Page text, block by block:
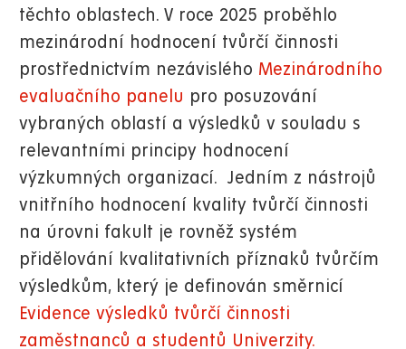
těchto oblastech. V roce 2025 proběhlo
mezinárodní hodnocení tvůrčí činnosti
prostřednictvím nezávislého Mezinárodního
evaluačního panelu pro posuzování
vybraných oblastí a výsledků v souladu s
relevantními principy hodnocení
výzkumných organizací. Jedním z nástrojů
vnitřního hodnocení kvality tvůrčí činnosti
na úrovni fakult je rovněž systém
přidělování kvalitativních příznaků tvůrčím
výsledkům, který je definován směrnicí
Evidence výsledků tvůrčí činnosti
zaměstnanců a studentů Univerzity.